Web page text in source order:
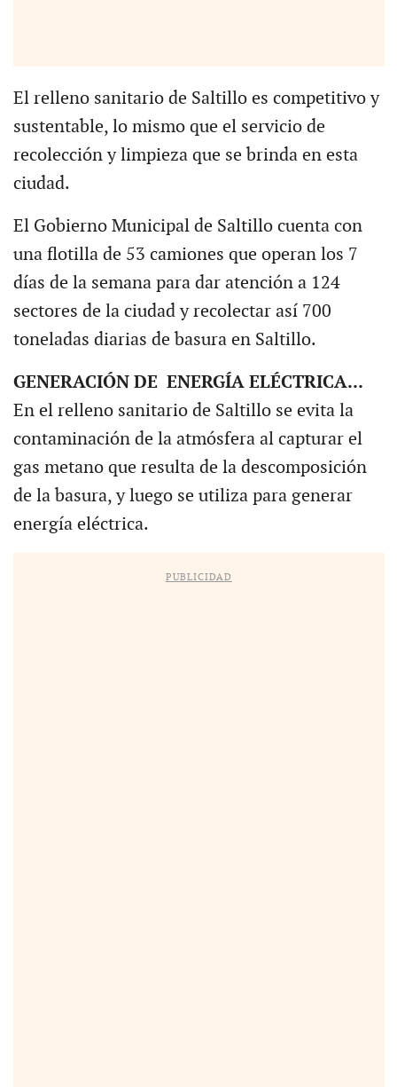
El relleno sanitario de Saltillo es competitivo y
sustentable, lo mismo que el servicio de
recolección y limpieza que se brinda en esta
ciudad.
El Gobierno Municipal de Saltillo cuenta con
una flotilla de 53 camiones que operan los 7
días de la semana para dar atención a 124
sectores de la ciudad y recolectar así 700
toneladas diarias de basura en Saltillo.
GENERACIÓN DE ENERGÍA ELÉCTRICA...
En el relleno sanitario de Saltillo se evita la
contaminación de la atmósfera al capturar el
gas metano que resulta de la descomposición
de la basura, y luego se utiliza para generar
energía eléctrica.
PUBLICIDAD